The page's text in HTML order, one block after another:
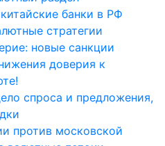
банки в РФ
стратегии
новые санкции
доверия к
спроса и предложения,
против московской